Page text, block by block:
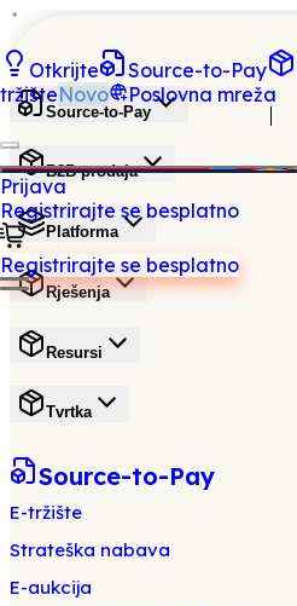
Otkrijte Source-to-Pay
tržišteNovo Poslovna mreža
Prijava
Registrirajte se besplatno
Registrirajte se besplatno
Source-to-Pay
B2B prodaja
Platforma
Rješenja
Resursi
Tvrtka
Source-to-Pay
E-tržište
Strateška nabava
E-aukcija